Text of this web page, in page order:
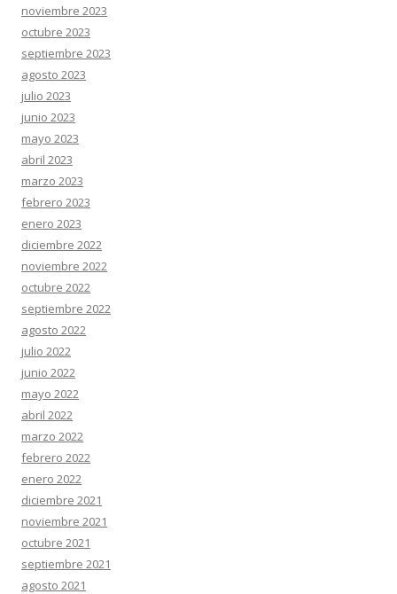
noviembre 2023
octubre 2023
septiembre 2023
agosto 2023
julio 2023
junio 2023
mayo 2023
abril 2023
marzo 2023
febrero 2023
enero 2023
diciembre 2022
noviembre 2022
octubre 2022
septiembre 2022
agosto 2022
julio 2022
junio 2022
mayo 2022
abril 2022
marzo 2022
febrero 2022
enero 2022
diciembre 2021
noviembre 2021
octubre 2021
septiembre 2021
agosto 2021